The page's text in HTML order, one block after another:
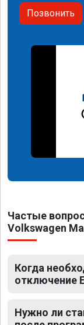
Позвонить
Частые
Volkswagen
Когда
отключение
Нужно ли